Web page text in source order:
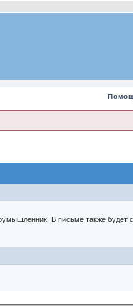
В письме также